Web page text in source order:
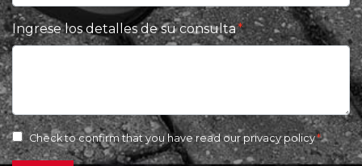
Ingrese los detalles de su consulta
Check to confirm that you have read our privacy policy